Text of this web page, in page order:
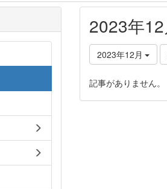
2023年
2023年12月
記事がありません。